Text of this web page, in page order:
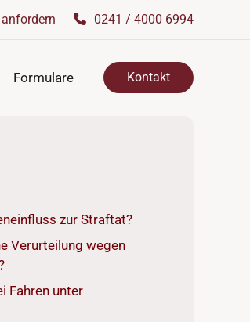
0241 / 4000 6994
Formulare Kontakt
zur Straftat?
Verurteilung wegen
Fahren unter